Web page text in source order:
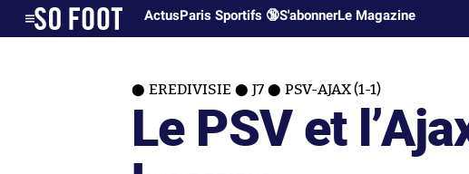
ActusParis Sportifs 🔞S'abonnerLe Magazine
EREDIVISIE J7 PSV-AJAX (1-1)
Le PSV et